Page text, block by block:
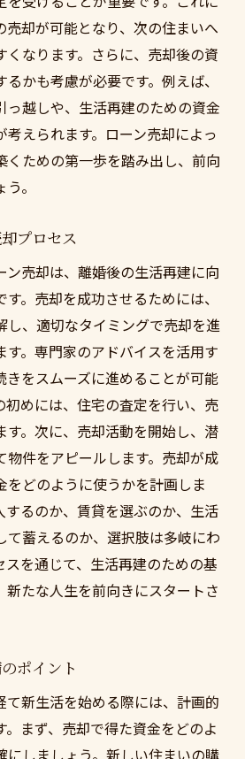
売却が可能となり、次の住まいへ
くなります。さらに、売却後の資
かも考慮が必要です。例えば、
っ越しや、生活再建のための資金
考えられます。ローン売却によっ
くための第一歩を踏み出し、前向
。
プロセス
ン売却は、離婚後の生活再建に向
。売却を成功させるためには、
し、適切なタイミングで売却を進
す。専門家のアドバイスを活用す
きをスムーズに進めることが可能
初めには、住宅の査定を行い、売
す。次に、売却活動を開始し、潜
物件をアピールします。売却が成
をどのように使うかを計画しま
するのか、賃貸を選ぶのか、生活
て蓄えるのか、選択肢は多岐にわ
スを通じて、生活再建のための基
新たな人生を前向きにスタートさ
ポイント
て新生活を始める際には、計画的
まず、売却で得た資金をどのよ
にしましょう。新しい住まいの購